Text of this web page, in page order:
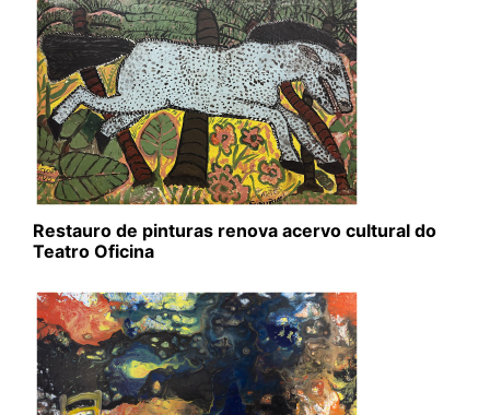
Restauro de pinturas renova acervo cultural do
Teatro Oficina